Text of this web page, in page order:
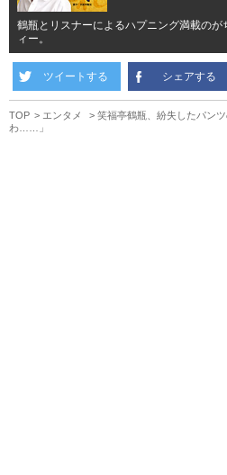
鶴瓶とリスナーによるハプニング満載の
ィー。
ツイートする シェアする
TOP エンタメ
笑福亭鶴瓶、紛失したパン
わ……」